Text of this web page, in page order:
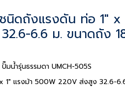
นิดถังแรงดัน ท่อ 1" x
6.6 ม. ขนาดถัง
มน้ำรุ่นธรรมดา UMCH-505S
1" แรงม้า 500W 220V ส่งสูง 32.6-